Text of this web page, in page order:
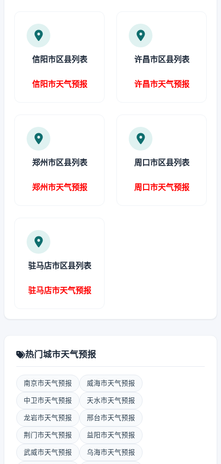
信阳市区县列表
信阳市天气预报
许昌市区县列表
许昌市天气预报
郑州市区县列表
郑州市天气预报
周口市区县列表
周口市天气预报
驻马店市区县列表
驻马店市天气预报
热门城市天气预报
南京市天气预报 威海市天气预报
中卫市天气预报 天水市天气预报
龙岩市天气预报 邢台市天气预报
荆门市天气预报 益阳市天气预报
武威市天气预报 乌海市天气预报